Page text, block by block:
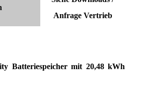
Anfrage Vertrieb
Batteriespeicher mit 20,48 kWh